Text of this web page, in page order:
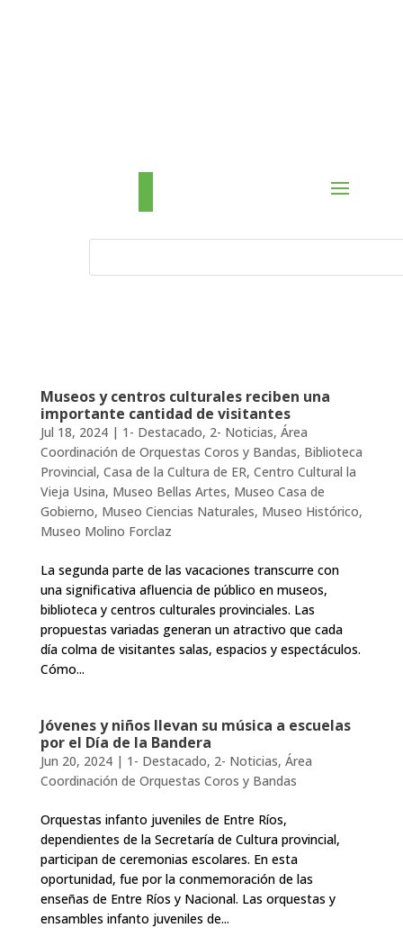
Museos y centros culturales reciben una
importante cantidad de visitantes
Jul 18, 2024| 1- Destacado, 2- Noticias, Área
Coordinación de Orquestas Coros y Bandas, Biblioteca
Provincial, Casa de la Cultura de ER, Centro Cultural la
Vieja Usina, Museo Bellas Artes, Museo Casa de
Gobierno, Museo Ciencias Naturales, Museo Histórico,
Museo Molino Forclaz
La segunda parte de las vacaciones transcurre con
una significativa afluencia de público en museos,
biblioteca y centros culturales provinciales. Las
propuestas variadas generan un atractivo que cada
día colma de visitantes salas, espacios y espectáculos.
Cómo...
Jóvenes y niños llevan su música a escuelas
por el Día de la Bandera
Jun 20, 2024| 1- Destacado, 2- Noticias, Área
Coordinación de Orquestas Coros y Bandas
Orquestas infanto juveniles de Entre Ríos,
dependientes de la Secretaría de Cultura provincial,
participan de ceremonias escolares. En esta
oportunidad, fue por la conmemoración de las
enseñas de Entre Ríos y Nacional. Las orquestas y
ensambles infanto juveniles de...